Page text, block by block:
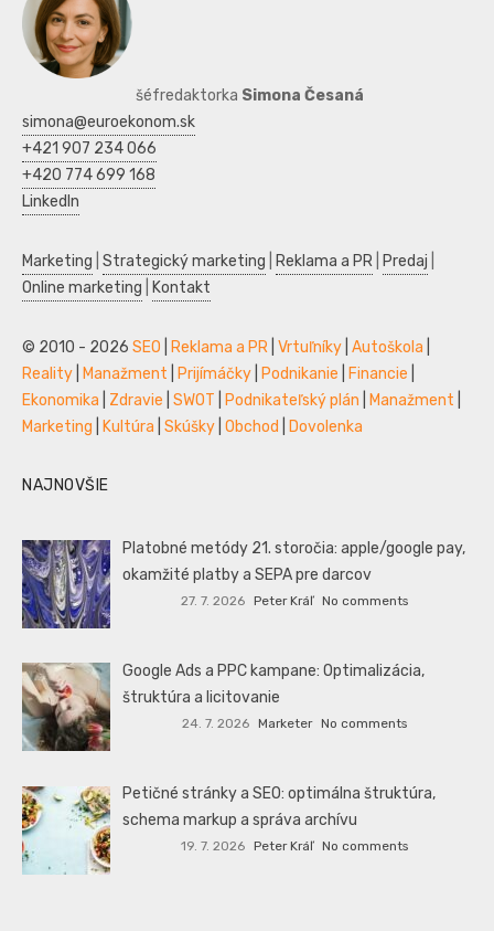
šéfredaktorka Simona Česaná
simona@euroekonom.sk
+421 907 234 066
+420 774 699 168
LinkedIn
Marketing Strategický marketing Reklama a PR Predaj
Online marketing
Kontakt
© 2010 - 2026 SEO Reklama a PR Vrtuľníky Autoškola
Reality
Manažment Prijímáčky Podnikanie Financie
Ekonomika
Zdravie SWOT Podnikateľský plán Manažment
Marketing
Kultúra Skúšky Obchod Dovolenka
NAJNOVŠIE
Platobné metódy 21. storočia: apple/google pay,
okamžité platby a SEPA pre darcov
27. 7. 2026 Peter Kráľ No comments
Google Ads a PPC kampane: Optimalizácia,
štruktúra a licitovanie
24. 7. 2026 Marketer No comments
Petičné stránky a SEO: optimálna štruktúra,
schema markup a správa archívu
19. 7. 2026 Peter Kráľ No comments